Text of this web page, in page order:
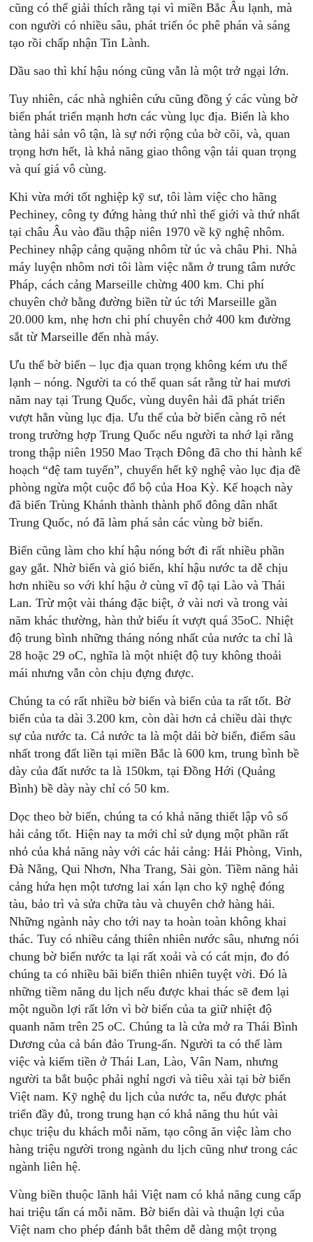
cũng có thể giải thích rằng tại vì miền Bắc Âu lạnh, mà
con người có nhiều sâu, phát triển óc phê phán và sáng
tạo rồi chấp nhận Tin Lành.
Dầu sao thì khí hậu nóng cũng vẫn là một trở ngại lớn.
Tuy nhiên, các nhà nghiên cứu cũng đồng ý các vùng bờ
biển phát triển mạnh hơn các vùng lục địa. Biển là kho
tàng hải sản vô tận, là sự nới rộng của bờ cõi, và, quan
trọng hơn hết, là khả năng giao thông vận tải quan trọng
và quí giá vô cùng.
Khi vừa mới tốt nghiệp kỹ sư, tôi làm việc cho hãng
Pechiney, công ty đứng hàng thứ nhì thế giới và thứ nhất
tại châu Âu vào đầu thập niên 1970 về kỹ nghệ nhôm.
Pechiney nhập cảng quặng nhôm từ úc và châu Phi. Nhà
máy luyện nhôm nơi tôi làm việc nằm ở trung tâm nước
Pháp, cách cảng Marseille chừng 400 km. Chi phí
chuyên chở bằng đường biền từ úc tới Marseille gần
20.000 km, nhẹ hơn chi phí chuyên chở 400 km đường
sắt từ Marseille đến nhà máy.
Ưu thế bờ biển – lục địa quan trọng không kém ưu thế
lạnh – nóng. Người ta có thể quan sát rằng từ hai mươi
năm nay tại Trung Quốc, vùng duyên hải đã phát triển
vượt hẳn vùng lục địa. Ưu thế của bờ biển càng rõ nét
trong trường hợp Trung Quốc nếu người ta nhớ lại rằng
trong thập niên 1950 Mao Trạch Đông đã cho thi hành kế
hoạch “đệ tam tuyến”, chuyển hết kỹ nghệ vào lục địa đề
phòng ngừa một cuộc đổ bộ của Hoa Kỳ. Kế hoạch này
đã biến Trùng Khánh thành thành phố đông dân nhất
Trung Quốc, nó đã làm phá sản các vùng bờ biển.
Biển cũng làm cho khí hậu nóng bớt đi rất nhiều phần
gay gắt. Nhờ biển và gió biển, khí hậu nước ta dễ chịu
hơn nhiều so với khí hậu ở cùng vĩ độ tại Lào và Thái
Lan. Trừ một vài tháng đặc biệt, ở vài nơi và trong vài
năm khác thường, hàn thử biểu ít vượt quá 35oC. Nhiệt
độ trung bình những tháng nóng nhất của nước ta chỉ là
28 hoặc 29 oC, nghĩa là một nhiệt độ tuy không thoải
mái nhưng vẫn còn chịu đựng được.
Chúng ta có rất nhiều bờ biển và biển của ta rất tốt. Bờ
biển của ta dài 3.200 km, còn dài hơn cả chiều dài thực
sự của nước ta. Cả nước ta là một dải bờ biển, điểm sâu
nhất trong đất liền tại miền Bắc là 600 km, trung bình bề
dày của đất nước ta là 150km, tại Đồng Hới (Quảng
Bình) bề dày này chỉ có 50 km.
Dọc theo bờ biển, chúng ta có khả năng thiết lập vô số
hải cảng tốt. Hiện nay ta mới chỉ sử dụng một phần rất
nhỏ của khả năng này với các hải cảng: Hải Phòng, Vinh,
Đà Nẵng, Qui Nhơn, Nha Trang, Sài gòn. Tiềm năng hải
cảng hứa hẹn một tương lai xán lạn cho kỹ nghệ đóng
tàu, bảo trì và sửa chữa tàu và chuyên chở hàng hải.
Những ngành này cho tới nay ta hoàn toàn không khai
thác. Tuy có nhiều cảng thiên nhiên nước sâu, nhưng nói
chung bờ biển nước ta lại rất xoải và có cát mịn, đo đó
chúng ta có nhiều bãi biển thiên nhiên tuyệt vời. Đó là
những tiềm năng du lịch nếu được khai thác sẽ đem lại
một nguồn lợi rất lớn vì bờ biển của ta giữ nhiệt độ
quanh năm trên 25 oC. Chúng ta là cửa mở ra Thái Bình
Dương của cả bán đảo Trung-ấn. Người ta có thể làm
việc và kiếm tiền ở Thái Lan, Lào, Vân Nam, nhưng
người ta bắt buộc phải nghỉ ngơi và tiêu xài tại bờ biển
Việt nam. Kỹ nghệ du lịch của nước ta, nếu được phát
triển đầy đủ, trong trung hạn có khả năng thu hút vài
chục triệu du khách mỗi năm, tạo công ăn việc làm cho
hàng triệu người trong ngành du lịch cũng như trong các
ngành liên hệ.
Vùng biền thuộc lãnh hải Việt nam có khả năng cung cấp
hai triệu tấn cá mỗi năm. Bờ biển dài và thuận lợi của
Việt nam cho phép đánh bắt thêm dễ dàng một trọng